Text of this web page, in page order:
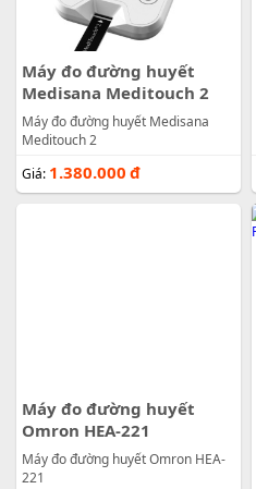
Máy đo đường huyết
Medisana Meditouch 2
Máy đo đường huyết Medisana
Meditouch 2
Giá: 1.380.000 đ
Máy đo đường huyết
Omron HEA-221
Máy đo đường huyết Omron HEA-
221